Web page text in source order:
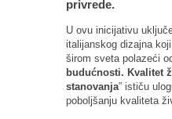
privrede.
U ovu inicijativu
italijanskog dizajna
širom sveta polazeći
budućnosti. Kvalitet
stanovanja” ističu
poboljšanju kvaliteta